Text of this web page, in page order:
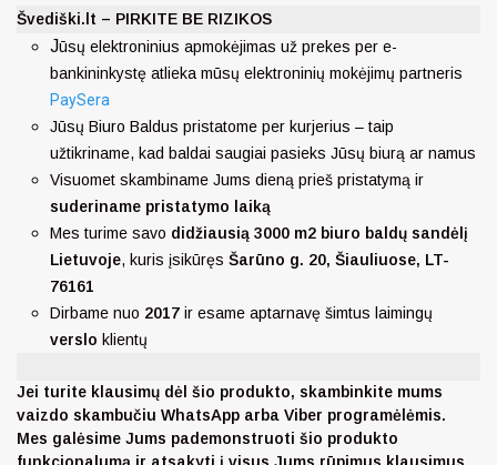
Švediški.lt – PIRKITE BE RIZIKOS
Jūsų elektroninius apmokėjimas už prekes per e-
bankininkystę atlieka mūsų elektroninių mokėjimų partneris
PaySera
Jūsų Biuro Baldus pristatome per kurjerius – taip
užtikriname, kad baldai saugiai pasieks Jūsų biurą ar namus
Visuomet skambiname Jums dieną prieš pristatymą ir
suderiname pristatymo laiką
Mes turime savo didžiausią 3000 m2 biuro baldų sandėlį
Lietuvoje, kuris įsikūręs Šarūno g. 20, Šiauliuose, LT-
76161
Dirbame nuo 2017 ir esame aptarnavę šimtus laimingų
verslo klientų
Jei turite klausimų dėl šio produkto, skambinkite mums
vaizdo skambučiu WhatsApp arba Viber programėlėmis.
Mes galėsime Jums pademonstruoti šio produkto